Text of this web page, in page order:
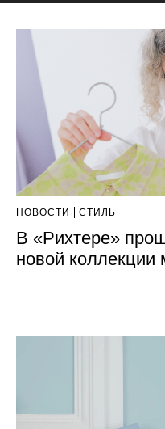
НОВОСТИ СТИЛЬ
В «Рихтере»
новой коллекции